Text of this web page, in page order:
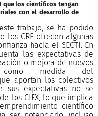
que los científicos tengan
con el desarrollo de
trabajo, se ha podido
los CRE ofrecen algunas
hacia el SECTI. En
las expectativas de
o mejora de nuevos
medida del
aportan los colectivos
sus expectativas no se
los CIEX, lo que implica
científico